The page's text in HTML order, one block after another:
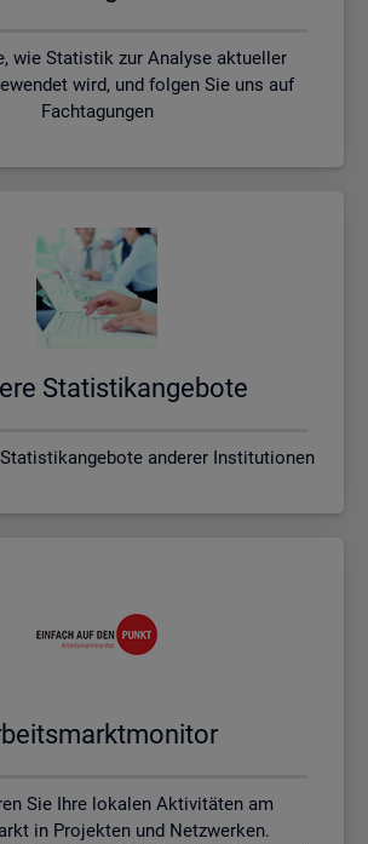
wie Statistik zur Analyse aktueller
wird, und folgen Sie uns auf
Fachtagungen
Sta­tis­tik­an­ge­bo­te
anderer Institutionen
Sie Ihre lokalen Aktivitäten am
in Projekten und Netzwerken.